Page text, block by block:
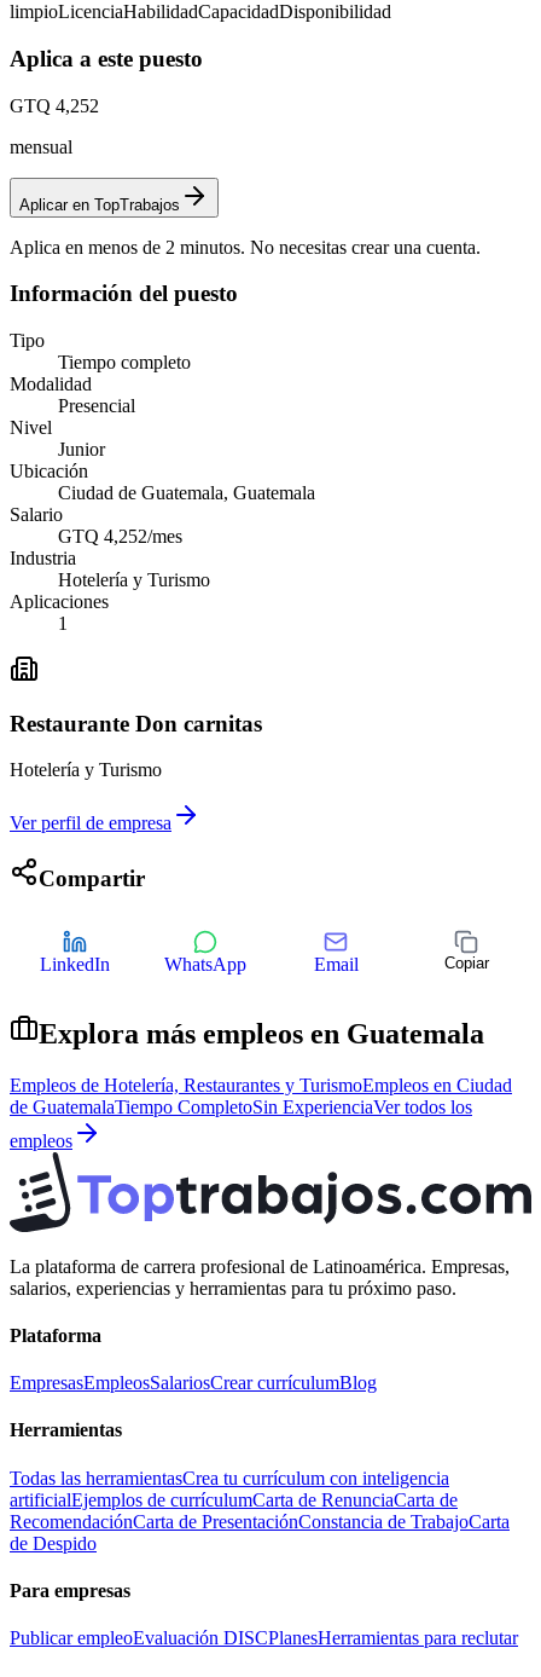
limpioLicenciaHabilidadCapacidadDisponibilidad
Aplica a este puesto
GTQ 4,252
mensual
Aplicar en TopTrabajos
Aplica en menos de 2 minutos. No necesitas crear una cuenta.
Información del puesto
Tipo
Tiempo completo
Modalidad
Presencial
Nivel
Junior
Ubicación
Ciudad de Guatemala, Guatemala
Salario
GTQ 4,252/mes
Industria
Hotelería y Turismo
Aplicaciones
1
Restaurante Don carnitas
Hotelería y Turismo
Ver perfil de empresa
Compartir
LinkedIn WhatsApp Email Copiar
Explora más empleos en Guatemala
Empleos de Hotelería, Restaurantes y TurismoEmpleos en Ciudad
de GuatemalaTiempo CompletoSin ExperienciaVer todos los
empleos
La plataforma de carrera profesional de Latinoamérica. Empresas,
salarios, experiencias y herramientas para tu próximo paso.
Plataforma
EmpresasEmpleosSalariosCrear currículumBlog
Herramientas
Todas las herramientasCrea tu currículum con inteligencia
artificialEjemplos de currículumCarta de RenunciaCarta de
RecomendaciónCarta de PresentaciónConstancia de TrabajoCarta
de Despido
Para empresas
Publicar empleoEvaluación DISCPlanesHerramientas para reclutar